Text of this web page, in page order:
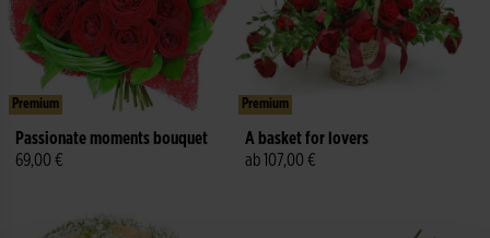
Premium
Passionate moments bouquet
69,00 €
Premium
A basket for lovers
ab 107,00 €